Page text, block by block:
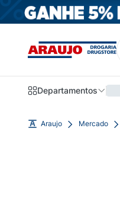
Departamentos
Araujo Mercado